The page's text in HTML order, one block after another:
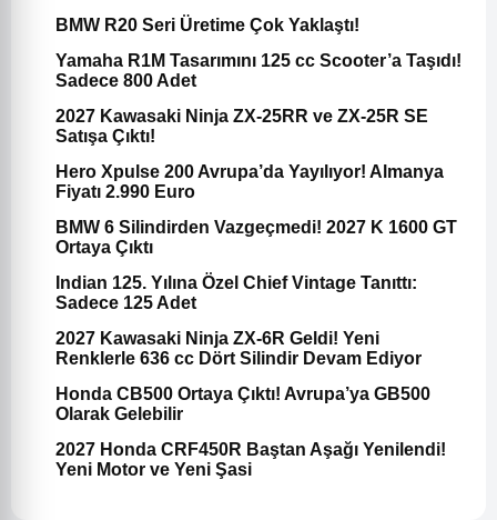
BMW R20 Seri Üretime Çok Yaklaştı!
Yamaha R1M Tasarımını 125 cc Scooter’a Taşıdı!
Sadece 800 Adet
2027 Kawasaki Ninja ZX-25RR ve ZX-25R SE
Satışa Çıktı!
Hero Xpulse 200 Avrupa’da Yayılıyor! Almanya
Fiyatı 2.990 Euro
BMW 6 Silindirden Vazgeçmedi! 2027 K 1600 GT
Ortaya Çıktı
Indian 125. Yılına Özel Chief Vintage Tanıttı:
Sadece 125 Adet
2027 Kawasaki Ninja ZX-6R Geldi! Yeni
Renklerle 636 cc Dört Silindir Devam Ediyor
Honda CB500 Ortaya Çıktı! Avrupa’ya GB500
Olarak Gelebilir
2027 Honda CRF450R Baştan Aşağı Yenilendi!
Yeni Motor ve Yeni Şasi